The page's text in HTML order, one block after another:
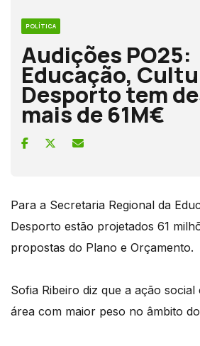
POLÍTICA
Audições PO25:
Educação,
Desporto tem
mais de 61M€
Para a Secretaria Regional da
Desporto estão projetados 61
propostas do Plano e Orçamento.
Sofia Ribeiro diz que a ação
área com maior peso no âmbito